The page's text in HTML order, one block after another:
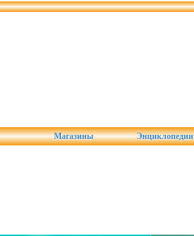
Магазины Энциклопедии